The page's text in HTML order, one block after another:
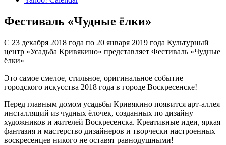
Фестиваль «Чудные ёлки»
С 23 декабря 2018 года по 20 января 2019 года Культурный
центр «Усадьба Кривякино» представляет Фестиваль «Чудные
ёлки»
Это самое смелое, стильное, оригинальное событие
городского искусства 2018 года в городе Воскресенске!
Перед главным домом усадьбы Кривякино появится арт-аллея
инсталляций из чудных ёлочек, созданных по дизайну
художников и жителей Воскресенска. Креативные идеи, яркая
фантазия и мастерство дизайнеров и творчески настроенных
воскресенцев никого не оставят равнодушными!